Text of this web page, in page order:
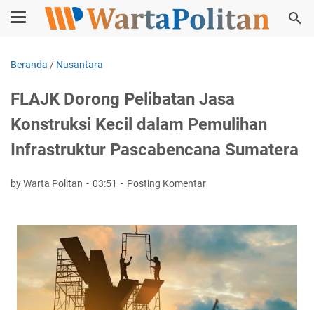
Beranda / Nusantara
FLAJK Dorong Pelibatan Jasa
Konstruksi Kecil dalam Pemulihan
Infrastruktur Pascabencana Sumatera
by Warta Politan 03:51 Posting Komentar